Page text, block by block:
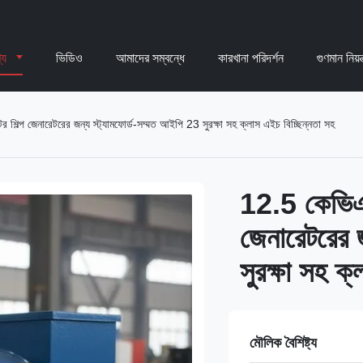
ভিডিও আমাদের সম্বন্ধে কারখানা পরিদর্শন গুণমান
শিল্প জেনারেটরের জন্য স্ট্যামফোর্ড-সম্মত আইপি 23 সুরক্ষা সহ ক্লাস এইচ বিচ্ছিন্নতা সহ
12.5 কেভিএ
সুরক্ষা সহ
মৌলিক বৈশিষ্ট্য